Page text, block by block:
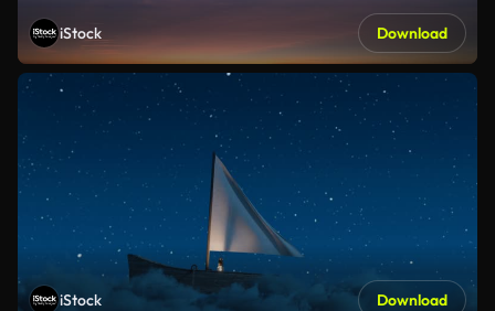
iStock Download
iStock Download